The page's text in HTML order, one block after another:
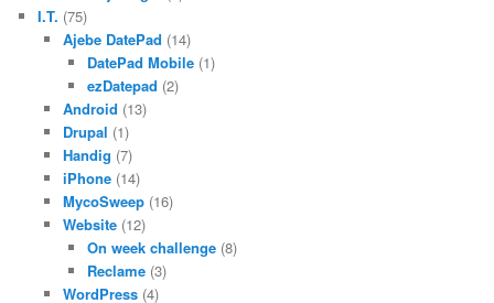
I.T. (75)
Ajebe DatePad (14)
DatePad Mobile (1)
ezDatepad (2)
Android (13)
Drupal (1)
Handig (7)
iPhone(14)
MycoSweep(16)
Website(12)
On week challenge (8)
Reclame (3)
WordPress(4)